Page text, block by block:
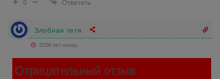
0
Злобная тетя
2026 лет назад
Отрицательный отзыв